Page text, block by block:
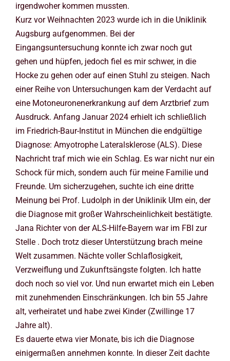
irgendwoher kommen mussten.
Kurz vor Weihnachten 2023 wurde ich in die Uniklinik
Augsburg aufgenommen. Bei der
Eingangsuntersuchung konnte ich zwar noch gut
gehen und hüpfen, jedoch fiel es mir schwer, in die
Hocke zu gehen oder auf einen Stuhl zu steigen. Nach
einer Reihe von Untersuchungen kam der Verdacht auf
eine Motoneuronenerkrankung auf dem Arztbrief zum
Ausdruck. Anfang Januar 2024 erhielt ich schließlich
im Friedrich-Baur-Institut in München die endgültige
Diagnose: Amyotrophe Lateralsklerose (ALS). Diese
Nachricht traf mich wie ein Schlag. Es war nicht nur ein
Schock für mich, sondern auch für meine Familie und
Freunde. Um sicherzugehen, suchte ich eine dritte
Meinung bei Prof. Ludolph in der Uniklinik Ulm ein, der
die Diagnose mit großer Wahrscheinlichkeit bestätigte.
Jana Richter von der ALS-Hilfe-Bayern war im FBI zur
Stelle . Doch trotz dieser Unterstützung brach meine
Welt zusammen. Nächte voller Schlaflosigkeit,
Verzweiflung und Zukunftsängste folgten. Ich hatte
doch noch so viel vor. Und nun erwartet mich ein Leben
mit zunehmenden Einschränkungen. Ich bin 55 Jahre
alt, verheiratet und habe zwei Kinder (Zwillinge 17
Jahre alt).
Es dauerte etwa vier Monate, bis ich die Diagnose
einigermaßen annehmen konnte. In dieser Zeit dachte